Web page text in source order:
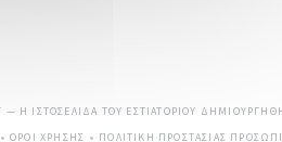
— Η ΙΣΤΟΣΕΛΊΔΑ ΤΟΥ ΕΣΤΙΑΤΟΡΊΟΥ
ΌΡΟΙ ΧΡΉΣΗΣ
ΠΟΛΙΤΙΚΉ ΠΡΟΣΤΑΣΊΑΣ